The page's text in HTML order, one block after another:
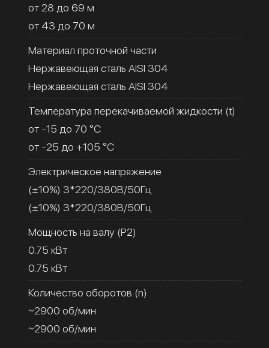
от 28 до 69 м
от 43 до 70 м
Материал проточной части
Нержавеющая сталь AISI 304
Нержавеющая сталь AISI 304
Температура перекачиваемой жидкости (t)
от -15 до 70 °C
от -25 до +105 °C
Электрическое напряжение
(±10%) 3*220/380В/50Гц
(±10%) 3*220/380В/50Гц
Мощность на валу (Р2)
0.75 кВт
0.75 кВт
Количество оборотов (n)
~2900 об/мин
~2900 об/мин